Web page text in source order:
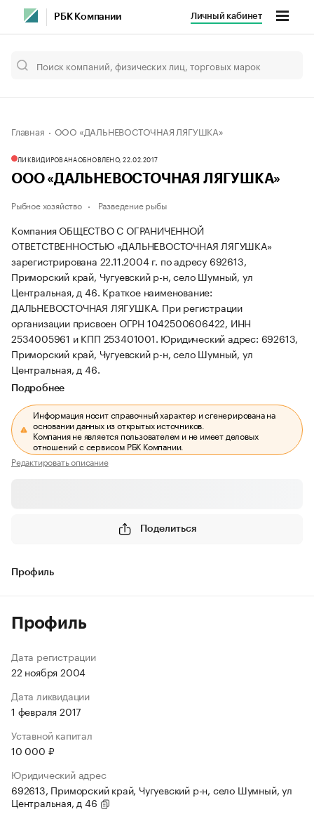
РБК Компании Личный кабинет
Главная ООО «ДАЛЬНЕВОСТОЧНАЯ ЛЯГУШКА»
ЛИКВИДИРОВАНАОБНОВЛЕНО, 22.02.2017
ООО «ДАЛЬНЕВОСТОЧНАЯ ЛЯГУШКА»
Рыбное хозяйство Разведение рыбы
Компания ОБЩЕСТВО С ОГРАНИЧЕННОЙ
ОТВЕТСТВЕННОСТЬЮ «ДАЛЬНЕВОСТОЧНАЯ ЛЯГУШКА»
зарегистрирована 22.11.2004 г. по адресу 692613,
Приморский край, Чугуевский р-н, село Шумный, ул
Центральная, д 46. Краткое наименование:
ДАЛЬНЕВОСТОЧНАЯ ЛЯГУШКА. При регистрации
организации присвоен ОГРН 1042500606422, ИНН
2534005961 и КПП 253401001. Юридический адрес: 692613,
Приморский край, Чугуевский р-н, село Шумный, ул
Центральная, д 46.
Подробнее
Информация носит справочный характер и сгенерирована на
основании данных из открытых источников.
Компания не является пользователем и не имеет деловых
отношений с сервисом РБК Компании.
Редактировать описание
Поделиться
Профиль
Профиль
Дата регистрации
22 ноября 2004
Дата ликвидации
1 февраля 2017
Уставной капитал
10 000 ₽
Юридический адрес
692613, Приморский край, Чугуевский р-н, село Шумный, ул
Центральная, д 46